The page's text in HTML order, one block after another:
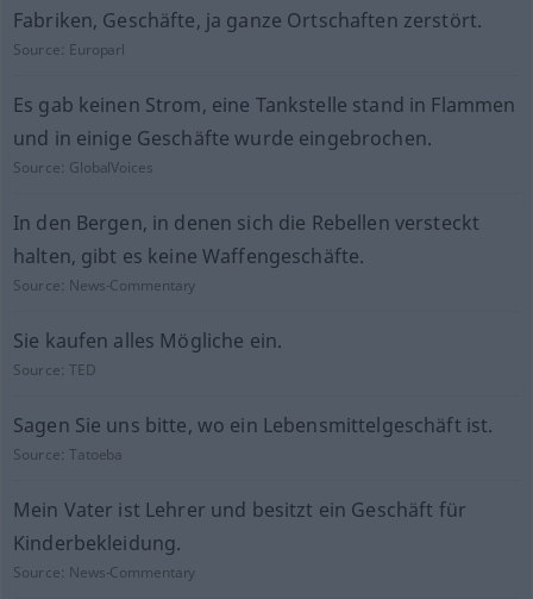
Fabriken, Geschäfte, ja ganze Ortschaften zerstört.
Source: Europarl
Es gab keinen Strom, eine Tankstelle stand in Flammen
und in einige Geschäfte wurde eingebrochen.
Source: GlobalVoices
In den Bergen, in denen sich die Rebellen versteckt
halten, gibt es keine Waffengeschäfte.
Source: News-Commentary
Sie kaufen alles Mögliche ein.
Source:TED
Sagen Sie uns bitte, wo ein Lebensmittelgeschäft ist.
Source:Tatoeba
Mein Vater ist Lehrer und besitzt ein Geschäft für
Kinderbekleidung.
Source: News-Commentary